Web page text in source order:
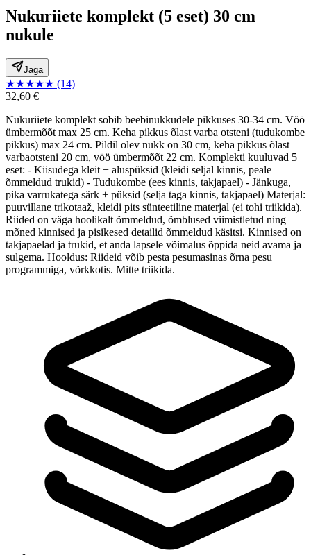
Nukuriiete komplekt (5 eset) 30 cm
nukule
Jaga
★★★★★ (14)
32,60 €
Nukuriiete komplekt sobib beebinukkudele pikkuses 30-34 cm. Vöö
ümbermõõt max 25 cm. Keha pikkus õlast varba otsteni (tudukombe
pikkus) max 24 cm. Pildil olev nukk on 30 cm, keha pikkus õlast
varbaotsteni 20 cm, vöö ümbermõõt 22 cm. Komplekti kuuluvad 5
eset: - Kiisudega kleit + aluspüksid (kleidi seljal kinnis, peale
õmmeldud trukid) - Tudukombe (ees kinnis, takjapael) - Jänkuga,
pika varrukatega särk + püksid (selja taga kinnis, takjapael) Materjal:
puuvillane trikotaaž, kleidi pits sünteetiline materjal (ei tohi triikida).
Riided on väga hoolikalt õmmeldud, õmblused viimistletud ning
mõned kinnised ja pisikesed detailid õmmeldud käsitsi. Kinnised on
takjapaelad ja trukid, et anda lapsele võimalus õppida neid avama ja
sulgema. Hooldus: Riideid võib pesta pesumasinas õrna pesu
programmiga, võrkkotis. Mitte triikida.